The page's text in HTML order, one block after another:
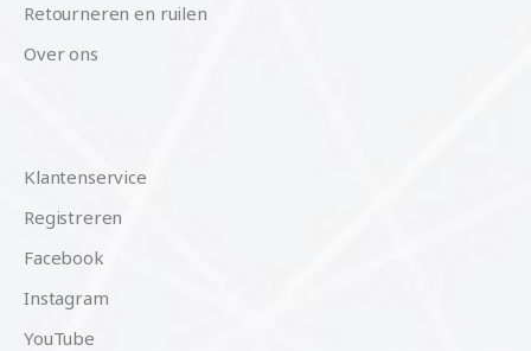
Retourneren en ruilen
Over ons
Klantenservice
Registreren
Facebook
Instagram
YouTube